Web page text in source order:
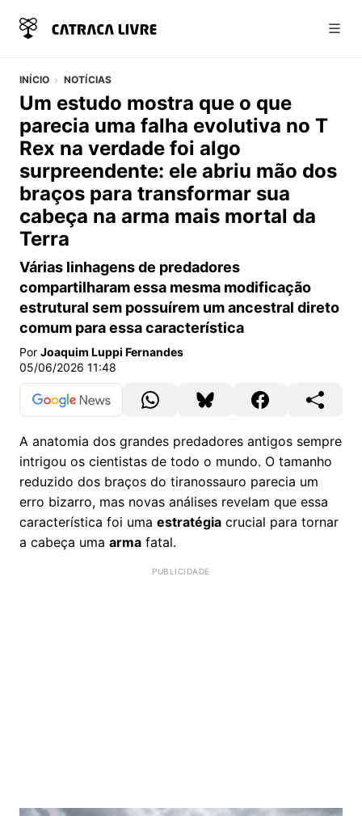
INÍCIO NOTÍCIAS
Um estudo mostra que o que
parecia uma falha evolutiva no T
Rex na verdade foi algo
surpreendente: ele abriu mão dos
braços para transformar sua
cabeça na arma mais mortal da
Terra
Várias linhagens de predadores
compartilharam essa mesma modificação
estrutural sem possuírem um ancestral direto
comum para essa característica
Por Joaquim Luppi Fernandes
05/06/2026 11:48
A anatomia dos grandes predadores antigos sempre
intrigou os cientistas de todo o mundo. O tamanho
reduzido dos braços do tiranossauro parecia um
erro bizarro, mas novas análises revelam que essa
característica foi uma estratégia crucial para tornar
a cabeça uma arma fatal.